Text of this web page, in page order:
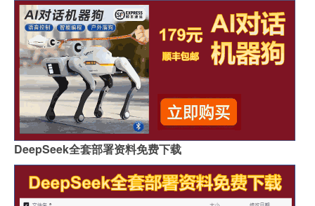
DeepSeek全套部署资料免费下载